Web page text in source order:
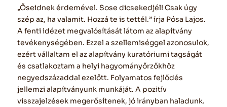
„Őseidnek érdemével. Sose dicsekedjél! Csak úgy
szép az, ha valamit. Hozzá te is tettél.” írja Pósa Lajos.
A fenti idézet megvalósítását látom az alapítvány
tevékenységében. Ezzel a szellemiséggel azonosulok,
ezért vállaltam el az alapítvány kuratóriumi tagságát
és csatlakoztam a helyi hagyományőrzőkhöz
negyedszázaddal ezelőtt. Folyamatos fejlődés
jellemzi alapítványunk munkáját. A pozitív
visszajelzések megerősítenek, jó irányban haladunk.